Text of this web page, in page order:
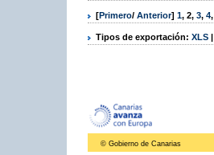
[Primero/ Anterior] 1, 2, 3, 4,
Tipos de exportación: XLS |
© Gobierno de Canarias